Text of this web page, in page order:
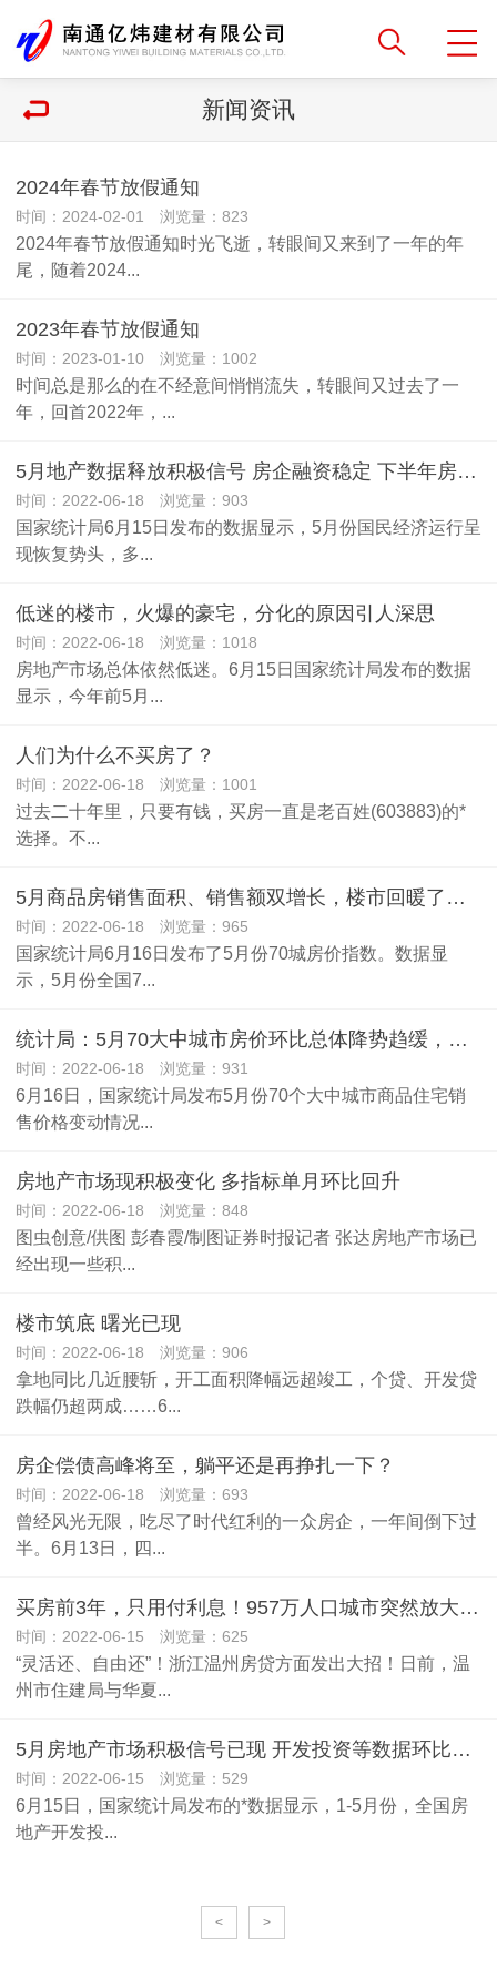
新闻资讯
2024年春节放假通知
时间：2024-02-01 浏览量：823
2024年春节放假通知时光飞逝，转眼间又来到了一年的年
尾，随着2024...
2023年春节放假通知
时间：2023-01-10 浏览量：1002
时间总是那么的在不经意间悄悄流失，转眼间又过去了一
年，回首2022年，...
5月地产数据释放积极信号 房企融资稳定 下半年房地产市场有望持续修复
时间：2022-06-18 浏览量：903
国家统计局6月15日发布的数据显示，5月份国民经济运行呈
现恢复势头，多...
低迷的楼市，火爆的豪宅，分化的原因引人深思
时间：2022-06-18 浏览量：1018
房地产市场总体依然低迷。6月15日国家统计局发布的数据
显示，今年前5月...
人们为什么不买房了？
时间：2022-06-18 浏览量：1001
过去二十年里，只要有钱，买房一直是老百姓(603883)的*
选择。不...
5月商品房销售面积、销售额双增长，楼市回暖了？业内预测：至少要到四季度
时间：2022-06-18 浏览量：965
国家统计局6月16日发布了5月份70城房价指数。数据显
示，5月份全国7...
统计局：5月70大中城市房价环比总体降势趋缓，一线新建商品房价微涨0.4%
时间：2022-06-18 浏览量：931
6月16日，国家统计局发布5月份70个大中城市商品住宅销
售价格变动情况...
房地产市场现积极变化 多指标单月环比回升
时间：2022-06-18 浏览量：848
图虫创意/供图 彭春霞/制图证券时报记者 张达房地产市场已
经出现一些积...
楼市筑底 曙光已现
时间：2022-06-18 浏览量：906
拿地同比几近腰斩，开工面积降幅远超竣工，个贷、开发贷
跌幅仍超两成……6...
房企偿债高峰将至，躺平还是再挣扎一下？
时间：2022-06-18 浏览量：693
曾经风光无限，吃尽了时代红利的一众房企，一年间倒下过
半。6月13日，四...
买房前3年，只用付利息！957万人口城市突然放大招！
时间：2022-06-15 浏览量：625
“灵活还、自由还”！浙江温州房贷方面发出大招！日前，温
州市住建局与华夏...
5月房地产市场积极信号已现 开发投资等数据环比提升
时间：2022-06-15 浏览量：529
6月15日，国家统计局发布的*数据显示，1-5月份，全国房
地产开发投...
< >